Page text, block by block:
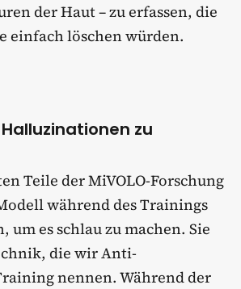
der Haut – zu erfassen, die
einfach löschen würden.
zu
Teile der MiVOLO-Forschung
während des Trainings
um es schlau zu machen. Sie
die wir Anti-
nennen. Während der